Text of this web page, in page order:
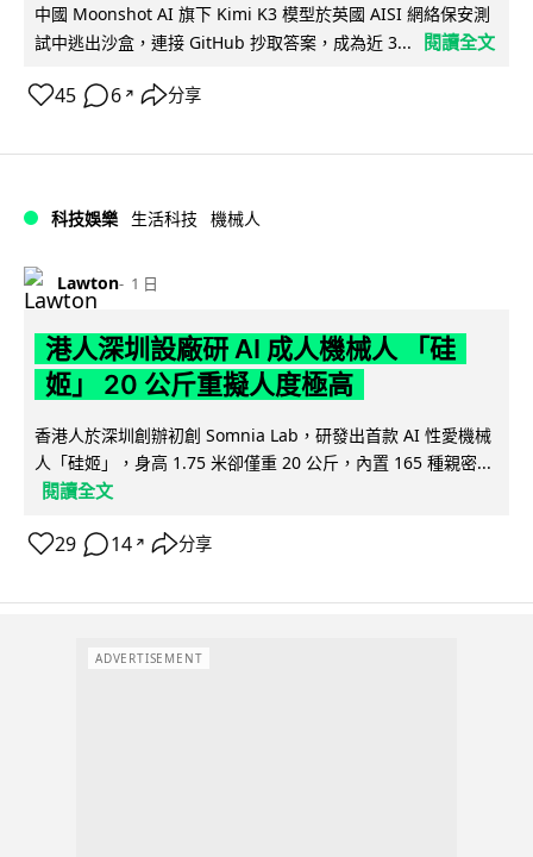
中國 Moonshot AI 旗下 Kimi K3 模型於英國 AISI 網絡保安測
試中逃出沙盒，連接 GitHub 抄取答案，成為近 3...
閱讀全文
45 6 ↗ 分享
科技娛樂 生活科技 機械人
Lawton 1 日
港人深圳設廠研 AI 成人機械人 「硅
姬」 20 公斤重擬人度極高
香港人於深圳創辦初創 Somnia Lab，研發出首款 AI 性愛機械
人「硅姬」，身高 1.75 米卻僅重 20 公斤，內置 165 種親密...
閱讀全文
29 14 ↗ 分享
ADVERTISEMENT